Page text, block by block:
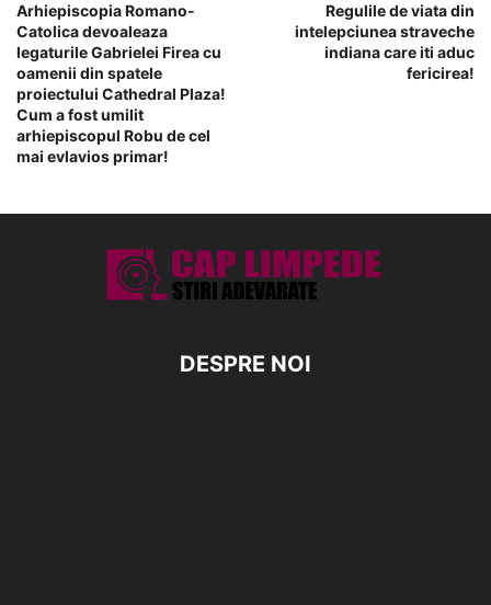
Arhiepiscopia Romano-
Catolica devoaleaza
legaturile Gabrielei Firea cu
oamenii din spatele
proiectului Cathedral Plaza!
Cum a fost umilit
arhiepiscopul Robu de cel
mai evlavios primar!
Regulile de viata din
intelepciunea straveche
indiana care iti aduc
fericirea!
DESPRE NOI